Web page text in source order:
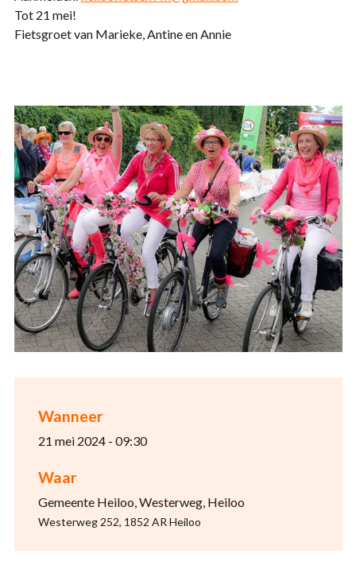
Wanneer
21 mei 2024 - 09:30
Waar
Gemeente Heiloo, Westerweg, Heiloo
Westerweg 252, 1852 AR Heiloo
Tot 21 mei!
Fietsgroet van Marieke, Antine en Annie